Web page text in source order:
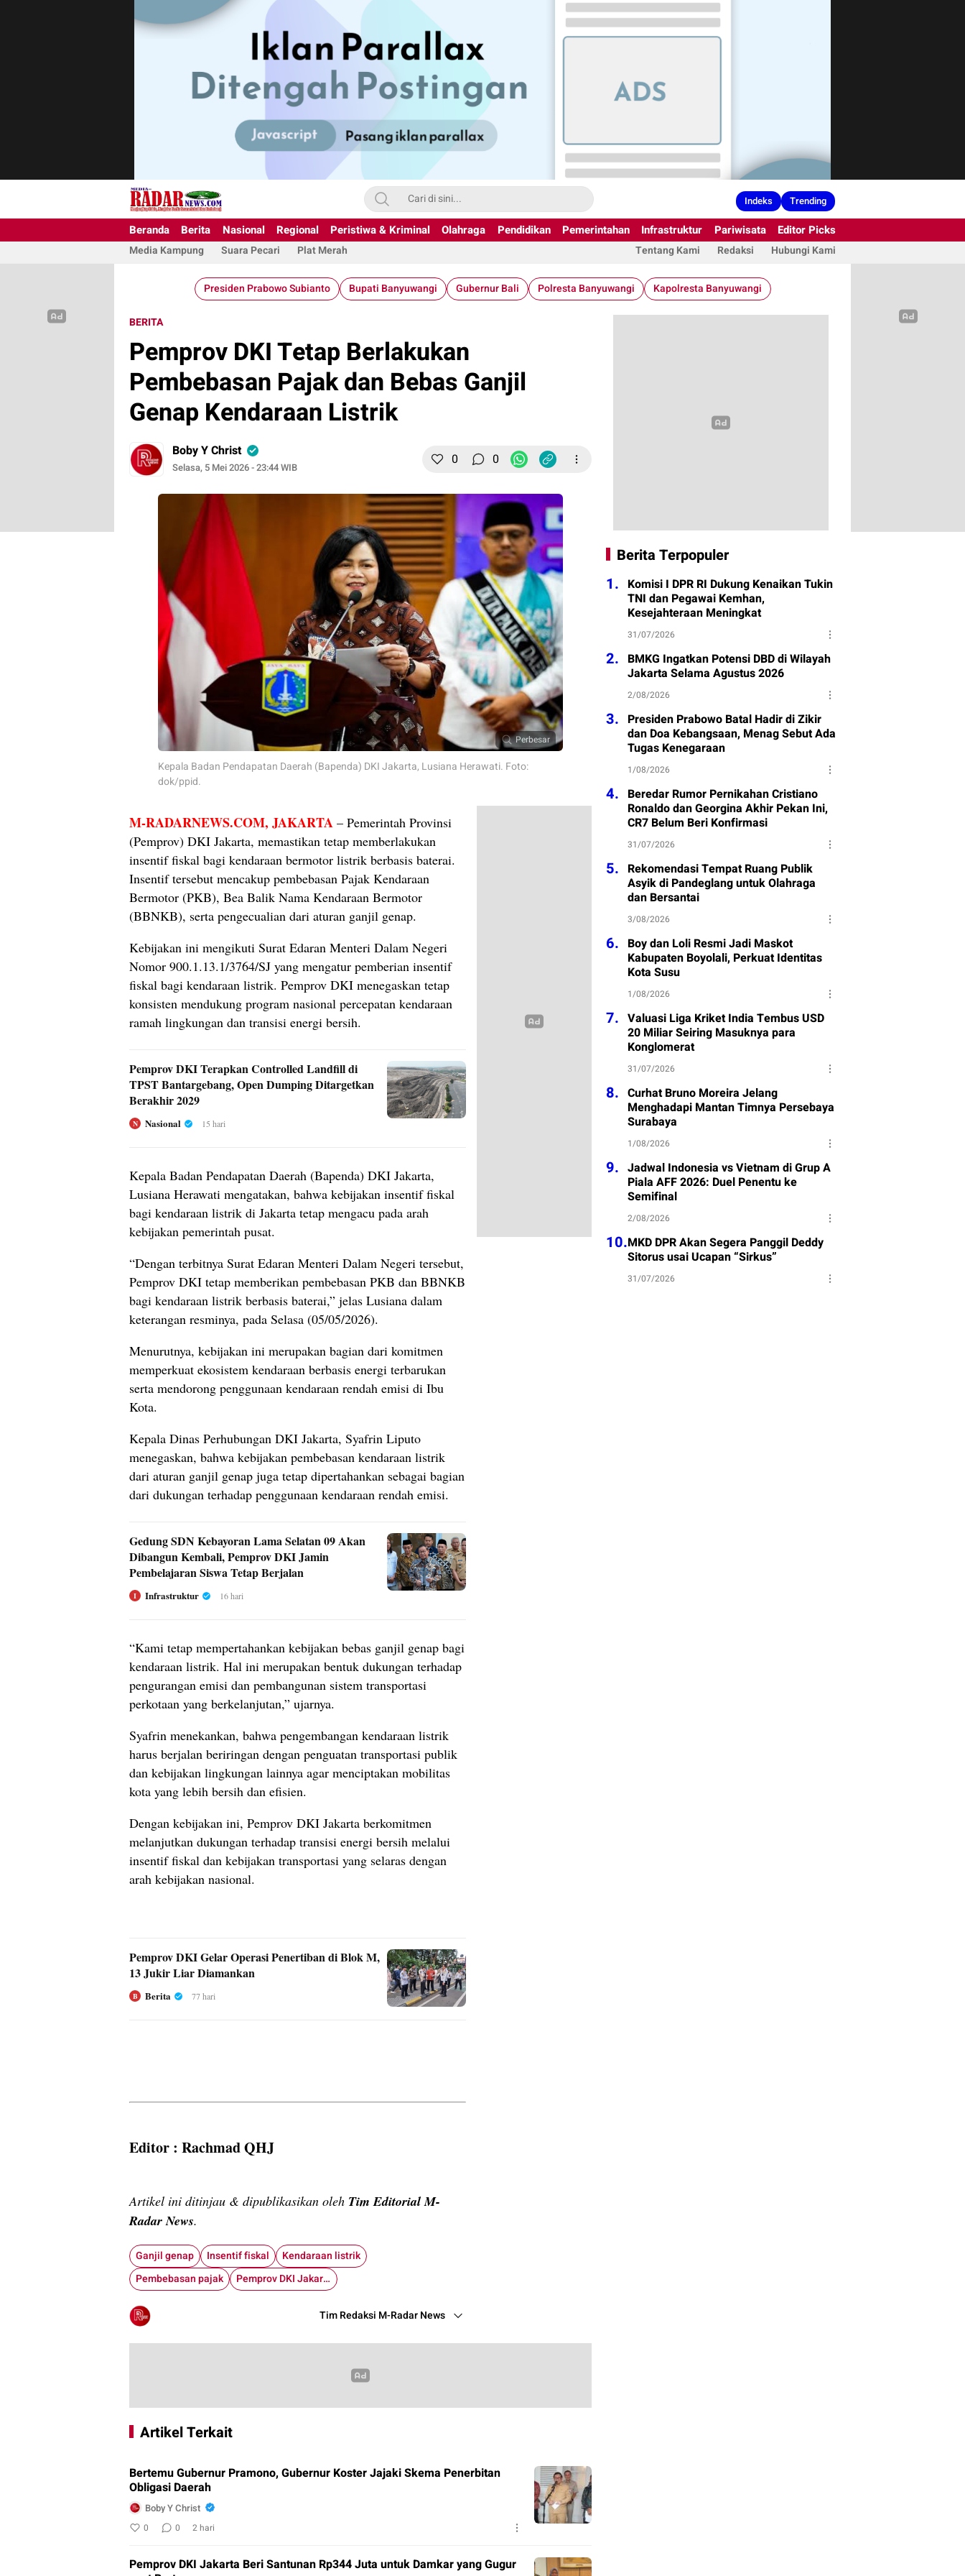
Indeks Trending
Beranda Berita Nasional Regional Peristiwa & Kriminal Olahraga Pendidikan Pemerintahan Infrastruktur Pariwisata Editor Picks
Media Kampung Suara Pecari Plat Merah Tentang Kami Redaksi Hubungi Kami
Presiden Prabowo Subianto Bupati Banyuwangi Gubernur Bali Polresta Banyuwangi Kapolresta Banyuwangi
BERITA
Pemprov DKI Tetap Berlakukan
Pembebasan Pajak dan Bebas Ganjil
Genap Kendaraan Listrik
Boby Y Christ
Selasa, 5 Mei 2026 - 23:44 WIB 0 0
Perbesar
Kepala Badan Pendapatan Daerah (Bapenda) DKI Jakarta, Lusiana Herawati. Foto:
dok/ppid.
M-RADARNEWS.COM, JAKARTA – Pemerintah Provinsi
(Pemprov) DKI Jakarta, memastikan tetap memberlakukan
insentif fiskal bagi kendaraan bermotor listrik berbasis baterai.
Insentif tersebut mencakup pembebasan Pajak Kendaraan
Bermotor (PKB), Bea Balik Nama Kendaraan Bermotor
(BBNKB), serta pengecualian dari aturan ganjil genap.
Kebijakan ini mengikuti Surat Edaran Menteri Dalam Negeri
Nomor 900.1.13.1/3764/SJ yang mengatur pemberian insentif
fiskal bagi kendaraan listrik. Pemprov DKI menegaskan tetap
konsisten mendukung program nasional percepatan kendaraan
ramah lingkungan dan transisi energi bersih.
Pemprov DKI Terapkan Controlled Landfill di
TPST Bantargebang, Open Dumping Ditargetkan
Berakhir 2029
N Nasional 15 hari
Kepala Badan Pendapatan Daerah (Bapenda) DKI Jakarta,
Lusiana Herawati mengatakan, bahwa kebijakan insentif fiskal
bagi kendaraan listrik di Jakarta tetap mengacu pada arah
kebijakan pemerintah pusat.
“Dengan terbitnya Surat Edaran Menteri Dalam Negeri tersebut,
Pemprov DKI tetap memberikan pembebasan PKB dan BBNKB
bagi kendaraan listrik berbasis baterai,” jelas Lusiana dalam
keterangan resminya, pada Selasa (05/05/2026).
Menurutnya, kebijakan ini merupakan bagian dari komitmen
memperkuat ekosistem kendaraan berbasis energi terbarukan
serta mendorong penggunaan kendaraan rendah emisi di Ibu
Kota.
Kepala Dinas Perhubungan DKI Jakarta, Syafrin Liputo
menegaskan, bahwa kebijakan pembebasan kendaraan listrik
dari aturan ganjil genap juga tetap dipertahankan sebagai bagian
dari dukungan terhadap penggunaan kendaraan rendah emisi.
Gedung SDN Kebayoran Lama Selatan 09 Akan
Dibangun Kembali, Pemprov DKI Jamin
Pembelajaran Siswa Tetap Berjalan
I Infrastruktur 16 hari
“Kami tetap mempertahankan kebijakan bebas ganjil genap bagi
kendaraan listrik. Hal ini merupakan bentuk dukungan terhadap
pengurangan emisi dan pembangunan sistem transportasi
perkotaan yang berkelanjutan,” ujarnya.
Syafrin menekankan, bahwa pengembangan kendaraan listrik
harus berjalan beriringan dengan penguatan transportasi publik
dan kebijakan lingkungan lainnya agar menciptakan mobilitas
kota yang lebih bersih dan efisien.
Dengan kebijakan ini, Pemprov DKI Jakarta berkomitmen
melanjutkan dukungan terhadap transisi energi bersih melalui
insentif fiskal dan kebijakan transportasi yang selaras dengan
arah kebijakan nasional.
Pemprov DKI Gelar Operasi Penertiban di Blok M,
13 Jukir Liar Diamankan
B Berita 77 hari
Editor : Rachmad QHJ
Artikel ini ditinjau & dipublikasikan oleh Tim Editorial M-
Radar News.
Ganjil genap Insentif fiskal
Kendaraan listrik
Pembebasan pajak
Pemprov DKI Jakarta
Tim Redaksi M-Radar News
Artikel Terkait
Bertemu Gubernur Pramono, Gubernur Koster Jajaki Skema Penerbitan
Obligasi Daerah
Boby Y Christ
0 0 2 hari
Pemprov DKI Jakarta Beri Santunan Rp344 Juta untuk Damkar yang Gugur
Berita Terpopuler
1. Komisi I DPR RI Dukung Kenaikan Tukin
TNI dan Pegawai Kemhan,
Kesejahteraan Meningkat
31/07/2026
2. BMKG Ingatkan Potensi DBD di Wilayah
Jakarta Selama Agustus 2026
2/08/2026
3. Presiden Prabowo Batal Hadir di Zikir
dan Doa Kebangsaan, Menag Sebut Ada
Tugas Kenegaraan
1/08/2026
4. Beredar Rumor Pernikahan Cristiano
Ronaldo dan Georgina Akhir Pekan Ini,
CR7 Belum Beri Konfirmasi
31/07/2026
5. Rekomendasi Tempat Ruang Publik
Asyik di Pandeglang untuk Olahraga
dan Bersantai
3/08/2026
6. Boy dan Loli Resmi Jadi Maskot
Kabupaten Boyolali, Perkuat Identitas
Kota Susu
1/08/2026
7. Valuasi Liga Kriket India Tembus USD
20 Miliar Seiring Masuknya para
Konglomerat
31/07/2026
8. Curhat Bruno Moreira Jelang
Menghadapi Mantan Timnya Persebaya
Surabaya
1/08/2026
9. Jadwal Indonesia vs Vietnam di Grup A
Piala AFF 2026: Duel Penentu ke
Semifinal
2/08/2026
10.MKD DPR Akan Segera Panggil Deddy
Sitorus usai Ucapan “Sirkus”
31/07/2026